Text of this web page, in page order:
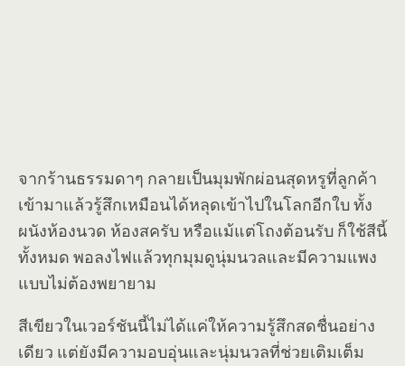
จากร้านธรรมดาๆ กลายเป็นมุมพักผ่อนสุดหรูที่ลูกค้า
เข้ามาแล้วรู้สึกเหมือนได้หลุดเข้าไปในโลกอีกใบ ทั้ง
ผนังห้องนวด ห้องสครับ หรือแม้แต่โถงต้อนรับ ก็ใช้สีนี้
ทั้งหมด พอลงไฟแล้วทุกมุมดูนุ่มนวลและมีความแพง
แบบไม่ต้องพยายาม
สีเขียวในเวอร์ชันนี้ไม่ได้แค่ให้ความรู้สึกสดชื่นอย่าง
เดียว แต่ยังมีความอบอุ่นและนุ่มนวลที่ช่วยเติมเต็ม